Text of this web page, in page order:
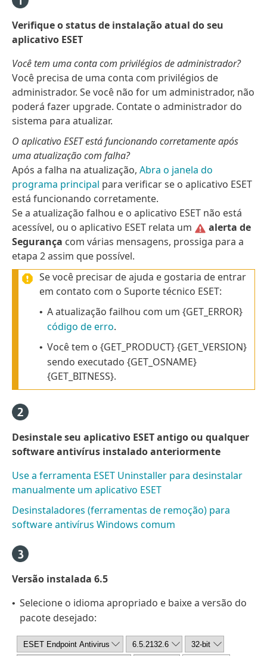
Verifique o status de instalação atual do seu
aplicativo ESET
Você tem uma conta com privilégios de administrador?
Você precisa de uma conta com privilégios de
administrador. Se você não for um administrador, não
poderá fazer upgrade. Contate o administrador do
sistema para atualizar.
O aplicativo ESET está funcionando corretamente após
uma atualização com falha?
Após a falha na atualização, Abra o janela do
programa principal para verificar se o aplicativo ESET
está funcionando corretamente.
Se a atualização falhou e o aplicativo ESET não está
acessível, ou o aplicativo ESET relata um
alerta de
Segurança com várias mensagens, prossiga para a
etapa 2 assim que possível.
Se você precisar de ajuda e gostaria de entrar
em contato com o Suporte técnico ESET:
• A atualização failhou com um {GET_ERROR}
código de erro.
• Você tem o {GET_PRODUCT} {GET_VERSION}
sendo executado {GET_OSNAME}
{GET_BITNESS}.
Desinstale seu aplicativo ESET antigo ou qualquer
software antivírus instalado anteriormente
Use a ferramenta ESET Uninstaller para desinstalar
manualmente um aplicativo ESET
Desinstaladores (ferramentas de remoção) para
software antivírus Windows comum
Versão instalada 6.5
• Selecione o idioma apropriado e baixe a versão do
pacote desejado: